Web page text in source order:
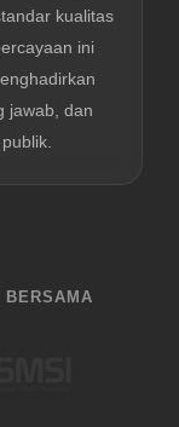
kualitas
ini
jawab, dan
BERSAMA